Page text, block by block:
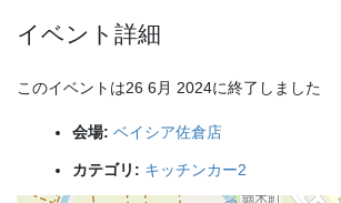
イベント詳細
このイベントは26 6月 2024に終了しました
会場: ベイシア佐倉店
カテゴリ: キッチンカー2